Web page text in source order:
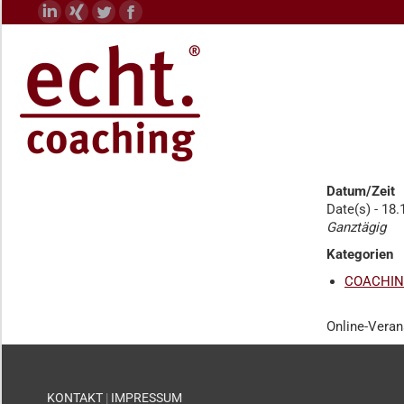
Linkedin
opens
in
new
window
XING
opens
in
new
window
Twitter
page
opens
new
window
Facebook
opens
new
window
Datum/Zeit
Date(s) -
Ganztägig
Kategorien
Online-
KONTAKT | IMPRESSUM